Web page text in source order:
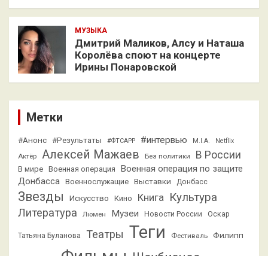
МУЗЫКА
Дмитрий Маликов, Алсу и Наташа
Королёва споют на концерте
Ирины Понаровской
Метки
#Анонс #Результаты #ФТСАРР #интервью M.I.A. Netflix
Актёр Алексей Мажаев Без политики В России
В мире Военная операция
Военная операция по защите
Донбасса Военнослужащие Выставки Донбасс
Звезды Искусство Кино Книга Культура
Литература Люмен Музеи Новости России Оскар
Татьяна Буланова Театры Теги Фестиваль Филипп